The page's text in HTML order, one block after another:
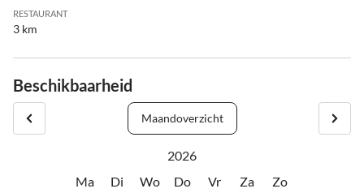
RESTAURANT
3 km
Beschikbaarheid
Maandoverzicht
2026
Ma
Di Wo Do Vr Za Zo